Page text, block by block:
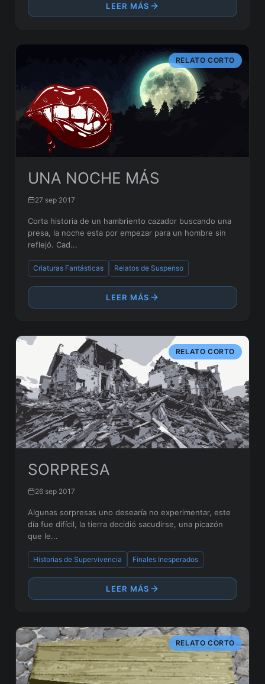
LEER MÁS
RELATO CORTO
UNA NOCHE MÁS
27 sep 2017
Corta historia de un hambriento cazador buscando una
presa, la noche esta por empezar para un hombre sin
reflejó. Cad...
Criaturas Fantásticas Relatos de Suspenso
LEER MÁS
RELATO CORTO
SORPRESA
26 sep 2017
Algunas sorpresas uno desearía no experimentar, este
día fue difícil, la tierra decidió sacudirse, una picazón
que le...
Historias de Supervivencia Finales Inesperados
LEER MÁS
RELATO CORTO